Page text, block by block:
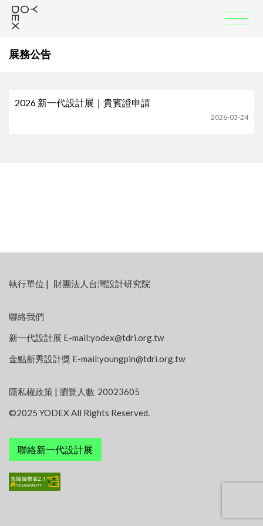
展務公告
2026 新一代設計展｜貴賓證申請
2026-03-24
:::
執行單位 | 財團法人台灣設計研究院
聯絡我們
新一代設計展 E-mail:yodex@tdri.org.tw
金點新秀設計獎 E-mail:youngpin@tdri.org.tw
隱私權政策 | 瀏覽人數 20023605
©2025 YODEX All Rights Reserved.
聯絡新一代設計展